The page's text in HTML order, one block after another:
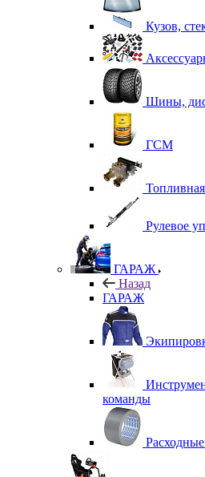
Кузов,
Шины,
ГСМ
Рулевое
ГАРАЖ
Назад
ГАРАЖ
команды